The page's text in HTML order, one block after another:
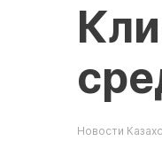
Новости